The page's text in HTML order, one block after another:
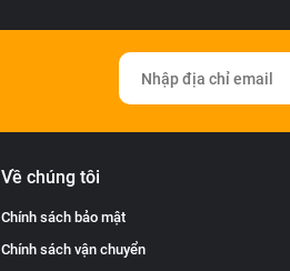
Về chúng tôi
Chính sách bảo mật
Chính sách vận chuyển